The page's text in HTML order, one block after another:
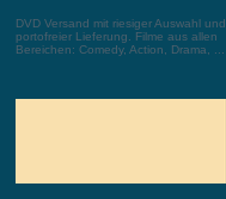
DVD Versand mit riesiger Auswahl und
portofreier Lieferung. Filme aus allen
Bereichen: Comedy, Action, Drama, ...